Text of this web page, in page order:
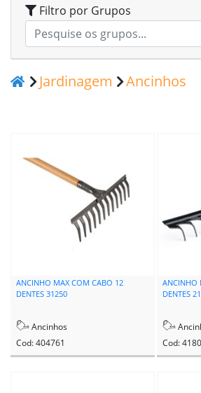
Filtro por Grupos
Jardinagem Ancinhos
ANCINHO MAX COM CABO 12
DENTES 31250
Ancinhos
Cod: 404761
ANCINHO
DENTES
Cod: